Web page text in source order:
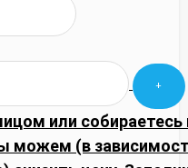
или собираетесь
можем (в